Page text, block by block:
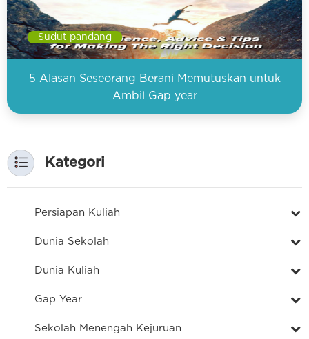
Sudut pandang
5 Alasan Seseorang Berani Memutuskan untuk
Ambil Gap year
Kategori
Persiapan Kuliah
Dunia Sekolah
Dunia Kuliah
Gap Year
Sekolah Menengah Kejuruan